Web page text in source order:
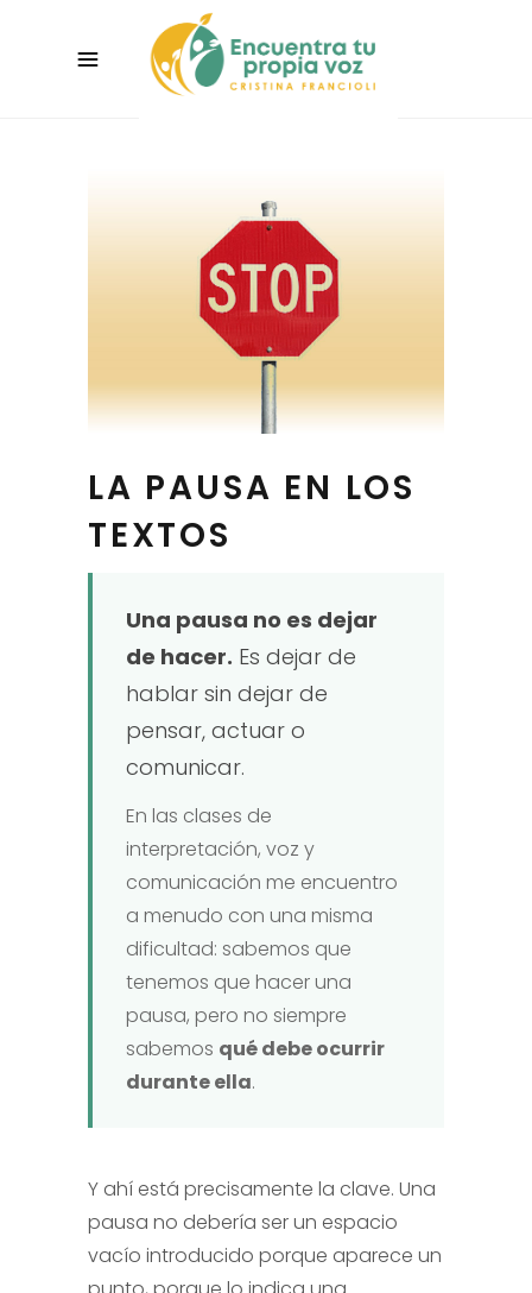
LA PAUSA EN LOS
TEXTOS
Una pausa no es dejar
de hacer. Es dejar de
hablar sin dejar de
pensar, actuar o
comunicar.
En las clases de
interpretación, voz y
comunicación me encuentro
a menudo con una misma
dificultad: sabemos que
tenemos que hacer una
pausa, pero no siempre
sabemos qué debe ocurrir
durante ella.
Y ahí está precisamente la clave. Una
pausa no debería ser un espacio
vacío introducido porque aparece un